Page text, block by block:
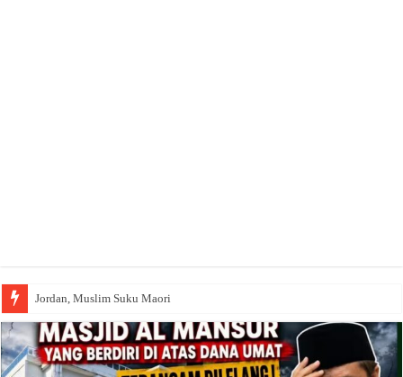
Jordan, Muslim Suku Maori
Wakaf Emas Muktamar